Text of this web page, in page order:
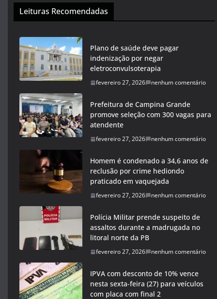
Leituras Recomendadas
Plano de saúde deve pagar
indenização por negar
eletroconvulsoterapia
fevereiro 27, 2026 nenhum comentário
Prefeitura de Campina Grande
promove seleção com 300 vagas para
atendente
fevereiro 27, 2026 nenhum comentário
Homem é condenado a 34,6 anos de
reclusão por crime hediondo
praticado em vaquejada
fevereiro 27, 2026 nenhum comentário
Polícia Militar prende suspeito de
assaltos durante a madrugada no
litoral norte da PB
fevereiro 27, 2026 nenhum comentário
IPVA com desconto de 10% vence
nesta sexta-feira (27) para veículos
com placa com final 2